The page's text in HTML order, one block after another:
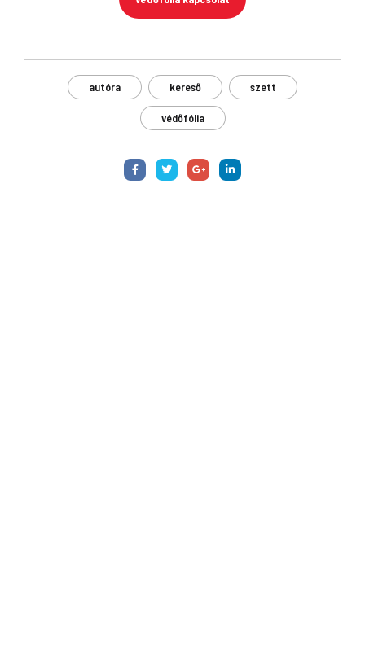
autóra kereső szett
védőfólia